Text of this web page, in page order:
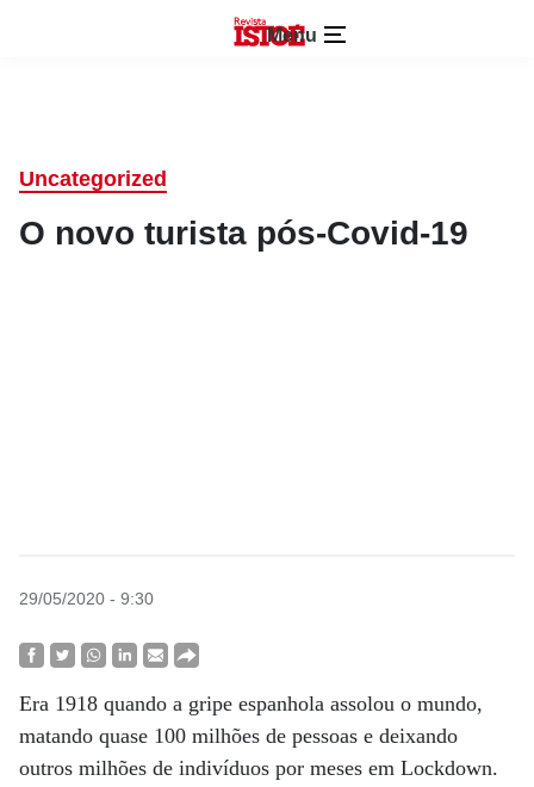
Menu
Uncategorized
O novo turista pós-Covid-19
29/05/2020 - 9:30
Era 1918 quando a gripe espanhola assolou o mundo,
matando quase 100 milhões de pessoas e deixando
outros milhões de indivíduos por meses em Lockdown.